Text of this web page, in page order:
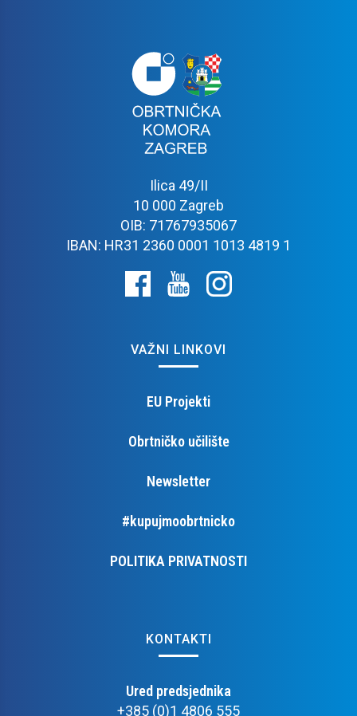
Ilica 49/II
10 000 Zagreb
OIB: 71767935067
IBAN: HR31 2360 0001 1013 4819 1
VAŽNI LINKOVI
EU Projekti
Obrtničko učilište
Newsletter
#kupujmoobrtnicko
POLITIKA PRIVATNOSTI
KONTAKTI
Ured predsjednika
+385 (0)1 4806 555